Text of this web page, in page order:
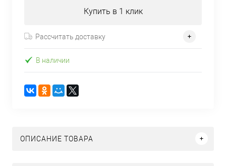
Купить в 1 клик
Рассчитать доставку
В наличии
ОПИСАНИЕ ТОВАРА